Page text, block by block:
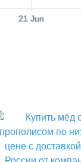
21 Jun